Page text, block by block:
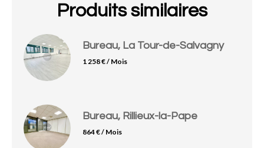
Produits similaires
Bureau, La Tour-de-Salvagny
1 258 € / Mois
Bureau, Rillieux-la-Pape
864 € / Mois